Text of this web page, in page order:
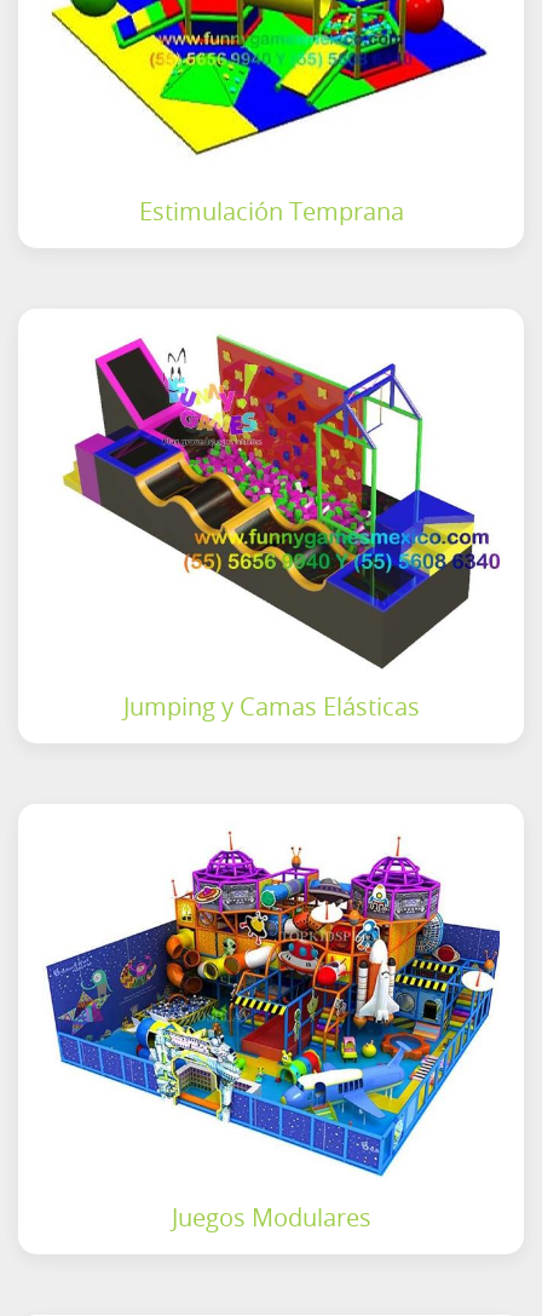
Estimulación Temprana
Jumping y Camas Elásticas
Juegos Modulares